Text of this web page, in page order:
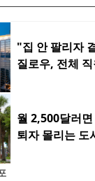
"집 안 팔리자
질로우, 전체
월 2,500달러
퇴자 몰리는 도